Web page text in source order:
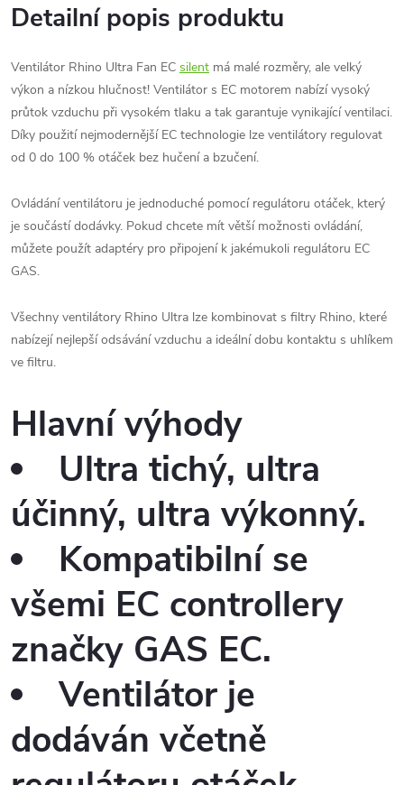
Detailní popis produktu
Ventilátor Rhino Ultra Fan EC silent má malé rozměry, ale velký
výkon a nízkou hlučnost! Ventilátor s EC motorem nabízí vysoký
průtok vzduchu při vysokém tlaku a tak garantuje vynikající ventilaci.
Díky použití nejmodernější EC technologie lze ventilátory regulovat
od 0 do 100 % otáček bez hučení a bzučení.
Ovládání ventilátoru je jednoduché pomocí regulátoru otáček, který
je součástí dodávky. Pokud chcete mít větší možnosti ovládání,
můžete použít adaptéry pro připojení k jakémukoli regulátoru EC
GAS.
Všechny ventilátory Rhino Ultra lze kombinovat s filtry Rhino, které
nabízejí nejlepší odsávání vzduchu a ideální dobu kontaktu s uhlíkem
ve filtru.
Hlavní výhody
Ultra tichý, ultra
účinný, ultra výkonný.
Kompatibilní se
všemi EC controllery
značky GAS EC.
Ventilátor je
dodáván včetně